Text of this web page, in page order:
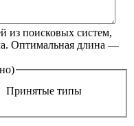
из поисковых систем,
Оптимальная длина —
Принятые типы